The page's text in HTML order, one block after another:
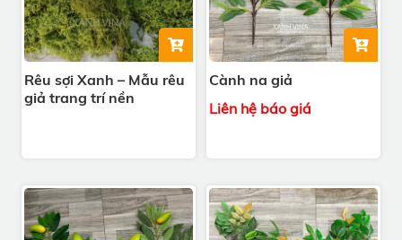
Rêu sợi Xanh – Mẫu rêu
giả trang trí nền
Cành na giả
Liên hệ báo giá